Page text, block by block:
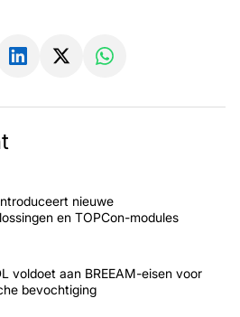
nieuwe
en TOPCon-modules
voldoet aan BREEAM-eisen voor
bevochtiging